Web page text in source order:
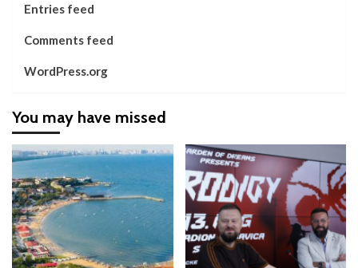
Entries feed
Comments feed
WordPress.org
You may have missed